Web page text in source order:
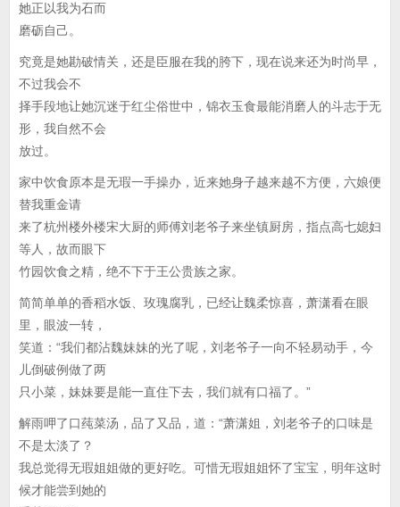
她正以我为石而
磨砺自己。
究竟是她勘破情关，还是臣服在我的胯下，现在说来还为时尚早，
不过我会不
择手段地让她沉迷于红尘俗世中，锦衣玉食最能消磨人的斗志于无
形，我自然不会
放过。
家中饮食原本是无瑕一手操办，近来她身子越来越不方便，六娘便
替我重金请
来了杭州楼外楼宋大厨的师傅刘老爷子来坐镇厨房，指点高七媳妇
等人，故而眼下
竹园饮食之精，绝不下于王公贵族之家。
简简单单的香稻水饭、玫瑰腐乳，已经让魏柔惊喜，萧潇看在眼
里，眼波一转，
笑道：“我们都沾魏妹妹的光了呢，刘老爷子一向不轻易动手，今
儿倒破例做了两
只小菜，妹妹要是能一直住下去，我们就有口福了。”
解雨呷了口莼菜汤，品了又品，道：“萧潇姐，刘老爷子的口味是
不是太淡了？
我总觉得无瑕姐姐做的更好吃。可惜无瑕姐姐怀了宝宝，明年这时
候才能尝到她的